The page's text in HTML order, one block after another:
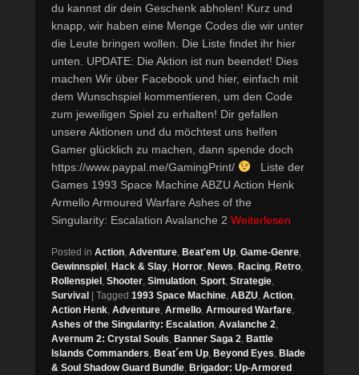
du kannst dir dein Geschenk abholen! Kurz und
knapp, wir haben eine Menge Codes die wir unter
die Leute bringen wollen. Die Liste findet ihr hier
unten. UPDATE: Die Aktion ist nun beendet! Dies
machen Wir über Facebook und hier, einfach mit
dem Wunschspiel kommentieren, um den Code
zum jeweiligen Spiel zu erhalten! Dir gefallen
unsere Aktionen und du möchtest uns helfen
Gamer glücklich zu machen, dann spende doch
https://www.paypal.me/GamingPrint/
Liste der
Games 1993 Space Machine ABZU Action Henk
Armello Armoured Warfare Ashes of the
Singularity: Escalation Avalanche 2 Weiterlesen
Posted in Action, Adventure, Beat'em Up, Game-Genre,
Gewinnspiel , Hack & Slay, Horror, News, Racing, Retro,
Rollenspiel , Shooter, Simulation, Sport, Strategie,
Survival
Tagged 1993 Space Machine, ABZU, Action,
Action Henk, Adventure, Armello, Armoured Warfare,
Ashes of the Singularity: Escalation, Avalanche 2,
Avernum 2: Crystal Souls, Banner Saga 2, Battle
Islands Commanders, Beat´em Up, Beyond Eyes, Blade
& Soul Shadow Guard Bundle, Brigador: Up-Armored